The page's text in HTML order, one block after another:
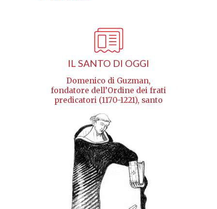
IL SANTO DI OGGI
Domenico di Guzman,
fondatore dell’Ordine dei frati
predicatori (1170-1221), santo